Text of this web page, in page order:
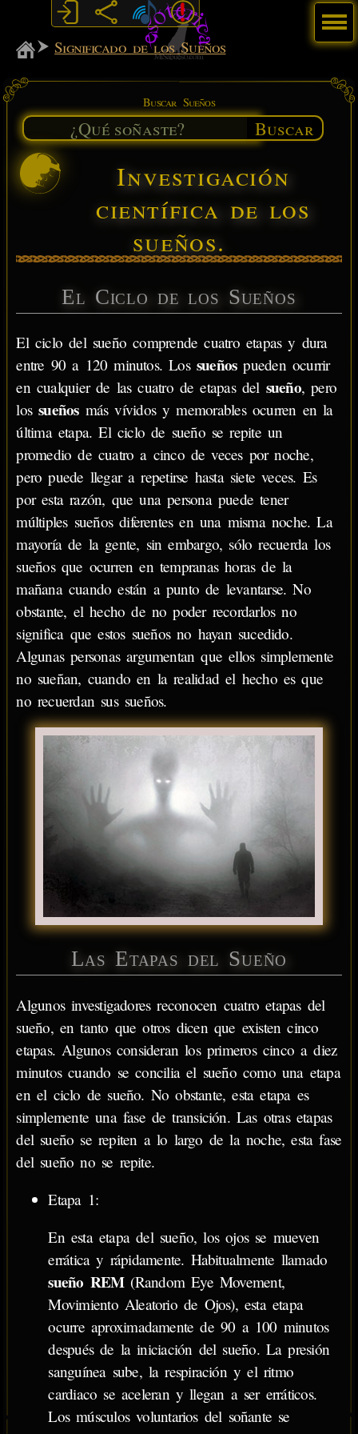
MiSabueso
Significado de los Sueños
Buscar Sueños
Buscar
Investigación
científica de los
sueños.
El Ciclo de los Sueños
El ciclo del sueño comprende cuatro etapas y dura
entre 90 a 120 minutos. Los sueñospueden ocurrir
en cualquier de las cuatro de etapas del sueño, pero
lossueñosmás vívidos y memorables ocurren en la
última etapa. El ciclo de sueño se repite un
promedio de cuatro a cinco de veces por noche,
pero puede llegar a repetirse hasta siete veces. Es
por esta razón, que una persona puede tener
múltiples sueños diferentes en una misma noche. La
mayoría de la gente, sin embargo, sólo recuerda los
sueños que ocurren en tempranas horas de la
mañana cuando están a punto de levantarse. No
obstante, el hecho de no poder recordarlos no
significa que estos sueños no hayan sucedido.
Algunas personas argumentan que ellos simplemente
no sueñan, cuando en la realidad el hecho es que
no recuerdan sus sueños.
Las Etapas del Sueño
Algunos investigadores reconocen cuatro etapas del
sueño, en tanto que otros dicen que existen cinco
etapas. Algunos consideran los primeros cinco a diez
minutos cuando se concilia el sueño como una etapa
en el ciclo de sueño. No obstante, esta etapa es
simplemente una fase de transición. Las otras etapas
del sueño se repiten a lo largo de la noche, esta fase
del sueño no se repite.
Etapa 1:
En esta etapa del sueño, los ojos se mueven
errática y rápidamente. Habitualmente llamado
sueño REM(Random Eye Movement,
Movimiento Aleatorio de Ojos), esta etapa
ocurre aproximadamente de 90 a 100 minutos
después de la iniciación del sueño. La presión
sanguínea sube, la respiración y el ritmo
cardiaco se aceleran y llegan a ser erráticos.
Los músculos voluntarios del soñante se
Menú